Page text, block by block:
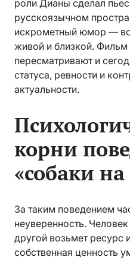
роли Дианы сделал
русскоязычном
искрометный юмор —
живой и близкой. Фильм
пересматривают и
статуса, ревности и
актуальности.
корни
«собаки на
За таким поведением
неуверенность.
другой возьмет ресурс
собственная ценность